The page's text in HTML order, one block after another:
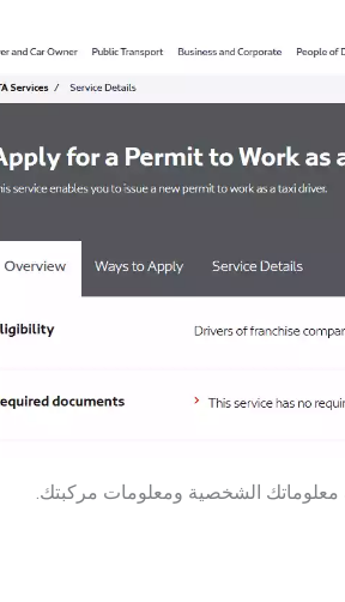
معلوماتك الشخصية ومعلومات مركبتك.